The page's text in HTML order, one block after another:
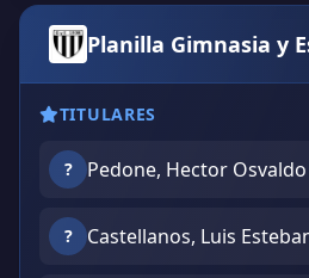
Planilla Gimnasia y
TITULARES
? Pedone, Hector Osvaldo
? Castellanos, Luis